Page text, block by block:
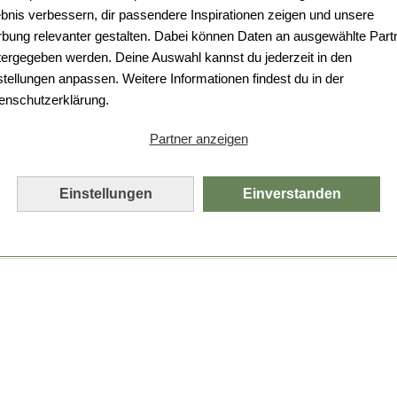
verbessern, dir passendere Inspirationen zeigen und unsere
relevanter gestalten. Dabei können Daten an ausgewählte
werden. Deine Auswahl kannst du jederzeit in den
anpassen. Weitere Informationen findest du in der
Partner anzeigen
Einstellungen Einverstanden